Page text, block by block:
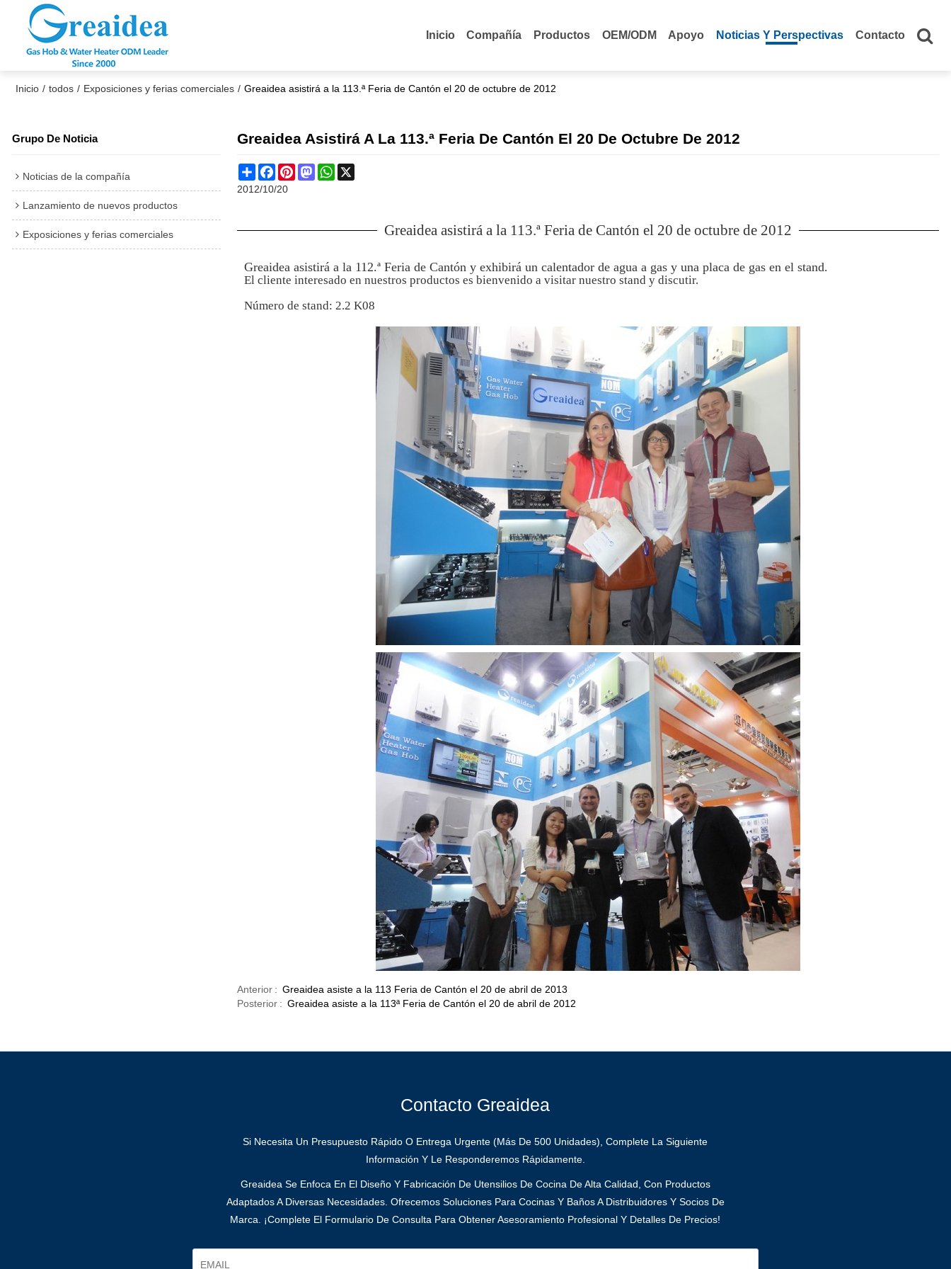
Inicio Compañía Productos OEM/ODM Apoyo Noticias Y Perspectivas Contacto
Inicio / todos / Exposiciones y ferias comerciales / Greaidea asistirá a la 113.ª Feria de Cantón el 20 de octubre de 2012
Grupo De Noticia
Noticias de la compañía
Lanzamiento de nuevos productos
Exposiciones y ferias comerciales
Greaidea Asistirá A La 113.ª Feria De Cantón El 20 De Octubre De 2012
ShareFacebook
PinterestMastodonWhatsApp
2012/10/20
Greaidea asistirá a la 113.ª Feria de Cantón el 20 de octubre de 2012
Greaidea asistirá a la 112.ª Feria de Cantón y exhibirá un calentador de agua a gas y una placa de gas en el stand.
El cliente interesado en nuestros productos es bienvenido a visitar nuestro stand y discutir.
Número de stand: 2.2 K08
Anterior
Greaidea asiste a la 113 Feria de Cantón el 20 de abril de 2013
Posterior
Greaidea asiste a la 113ª Feria de Cantón el 20 de abril de 2012
Contacto Greaidea
Si Necesita Un Presupuesto Rápido O Entrega Urgente (más De 500 Unidades), Complete La Siguiente
Información Y Le Responderemos Rápidamente.
Greaidea Se Enfoca En El Diseño Y Fabricación De Utensilios De Cocina De Alta Calidad, Con Productos
Adaptados A Diversas Necesidades. Ofrecemos Soluciones Para Cocinas Y Baños A Distribuidores Y Socios De
Marca. ¡Complete El Formulario De Consulta Para Obtener Asesoramiento Profesional Y Detalles De Precios!